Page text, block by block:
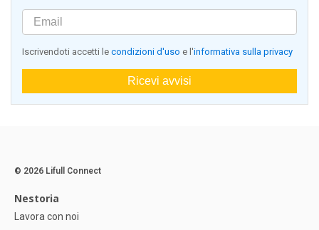
Iscrivendoti accetti le condizioni d'uso e l'informativa sulla privacy
Ricevi avvisi
© 2026 Lifull Connect
Nestoria
Lavora con noi